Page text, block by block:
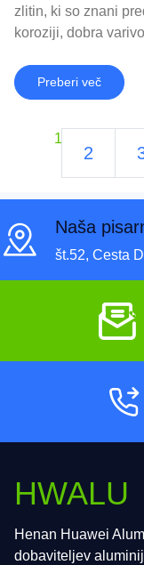
zlitin, ki so znani
koroziji, dobra
Preberi več
1
2
Naša
št.52, Cesta
HWALU
Henan Huawei
dobaviteljev